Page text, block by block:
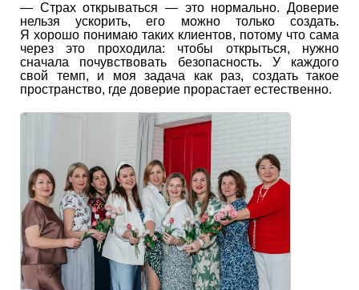
— Страх открываться — это нормально. Доверие
нельзя ускорить, его можно только создать.
Я хорошо понимаю таких клиентов, потому что сама
через это проходила: чтобы открыться, нужно
сначала почувствовать безопасность. У каждого
свой темп, и моя задача как раз, создать такое
пространство, где доверие прорастает естественно.